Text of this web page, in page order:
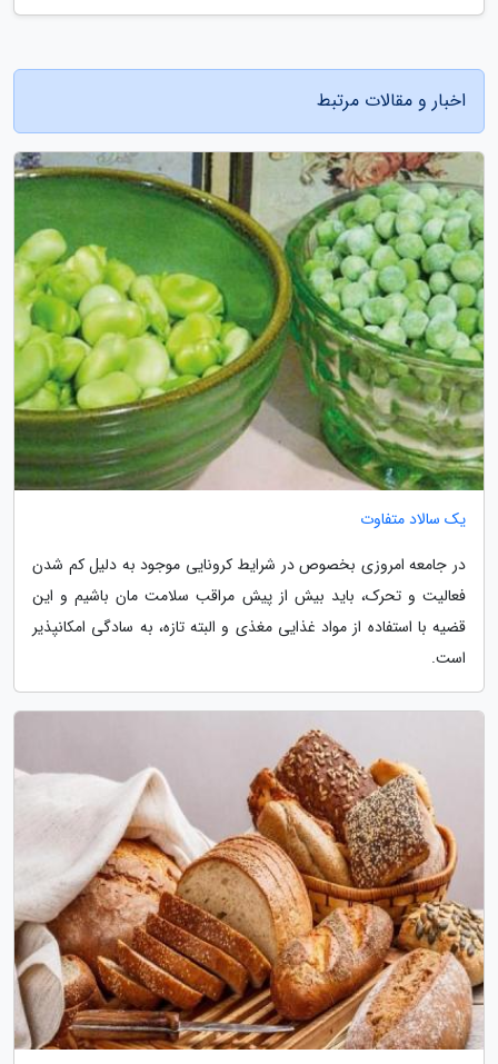
اخبار و مقالات مرتبط
یک سالاد متفاوت
در جامعه امروزی بخصوص در شرایط کرونایی موجود به دلیل کم شدن
فعالیت و تحرک، باید بیش از پیش مراقب سلامت مان باشیم و این
قضیه با استفاده از مواد غذایی مغذی و البته تازه، به سادگی امکانپذیر
است.